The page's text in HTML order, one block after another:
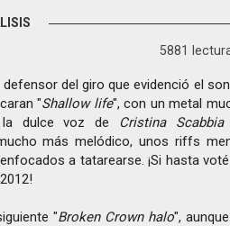
5881
del giro que evidenció el
"Shallow life", con un metal
la dulce voz de Cristina Scabbia
más melódico, unos riffs
a tatarearse. ¡Si hasta
"Broken Crown halo",